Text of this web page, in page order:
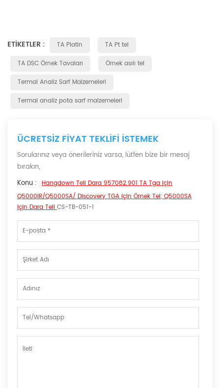
ETIKETLER : TA Platin
TA Pt tel
TA DSC Örnek Tavaları
Örnek asılı tel
Termal Analiz Sarf Malzemeleri
Termal analiz pota sarf malzemeleri
ÜCRETSIZ FIYAT TEKLIFI ISTEMEK
Sorularınız veya önerileriniz varsa, lütfen bize bir mesaj
bırakın,
Konu : Hangdown Teli Dara 957082.901 TA Tga Için
Q5000IR/Q5000SA/ Discovery TGA Için Örnek Tel; Q5000SA
Için Dara TeliCS-TB-051-1